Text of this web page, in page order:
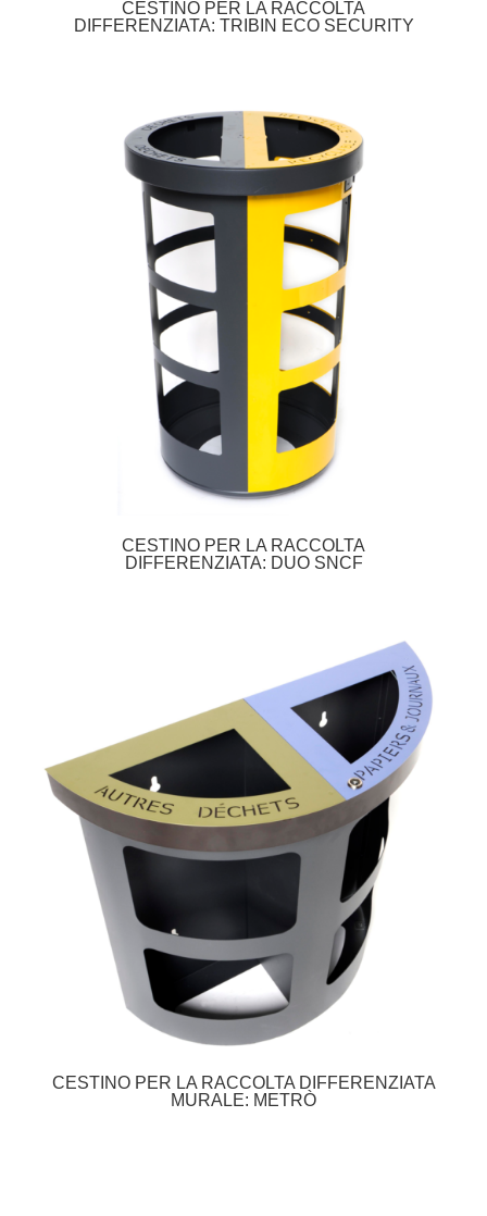
CESTINO PER LA RACCOLTA
DIFFERENZIATA: TRIBIN ECO SECURITY
CESTINO PER LA RACCOLTA
DIFFERENZIATA: DUO SNCF
CESTINO PER LA RACCOLTA DIFFERENZIATA
MURALE: METRÒ